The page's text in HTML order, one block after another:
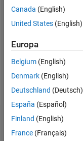
Followers:
0
Follow
Dashboard
Canada (English)
United States (English)
Europa
Belgium (English)
Denmark (English)
Deutschland (Deutsch)
España (Español)
Finland (English)
France (Français)